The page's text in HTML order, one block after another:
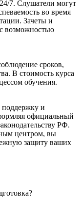
7. Слушатели могут
во время
Зачеты и
возможностью
сроков,
В стоимость курса
обучения.
и
официальный
РФ.
центром, вы
защиту ваших